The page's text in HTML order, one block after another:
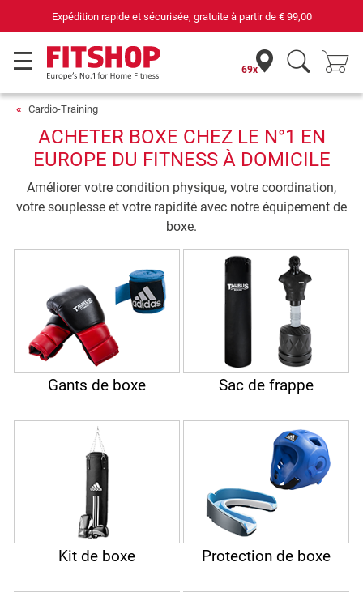
Expédition rapide et sécurisée, gratuite à partir de € 99,00
69x
Cardio-Training
ACHETER BOXE CHEZ LE N°1 EN
EUROPE DU FITNESS À DOMICILE
Améliorer votre condition physique, votre coordination,
votre souplesse et votre rapidité avec notre équipement de
boxe.
Gants de boxe Sac de frappe
Kit de boxe Protection de boxe